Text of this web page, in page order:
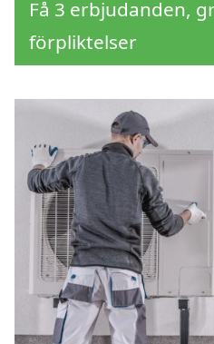
Få 3 erbjudanden,
förpliktelser